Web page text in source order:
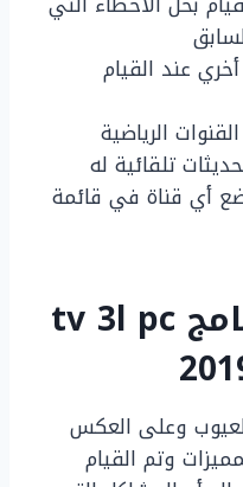
عند القيام
الرياضية
تلقائية له
أي قناة في قائمة
عيوب تحميل برنامج tv 3l pc
وعلى العكس
وتم القيام